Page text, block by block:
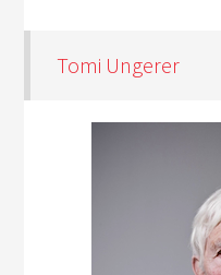
Tomi Ungerer